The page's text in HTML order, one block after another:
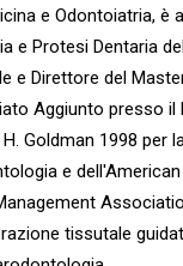
e Odontoiatria,
e Protesi Dentaria
e Direttore del
Aggiunto presso
Goldman 1998 per
e
tissutale